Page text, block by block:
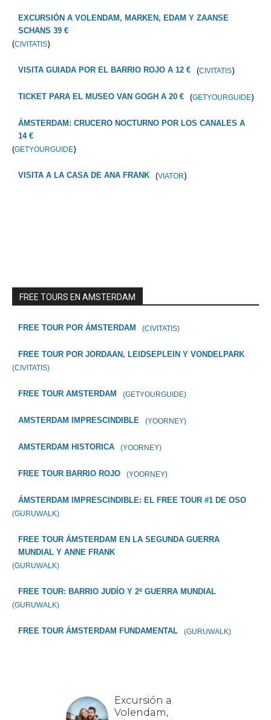
EXCURSIÓN A VOLENDAM, MARKEN, EDAM Y ZAANSE
SCHANS 39 €
(CIVITATIS)
VISITA GUIADA POR EL BARRIO ROJO A 12 € (CIVITATIS)
TICKET PARA EL MUSEO VAN GOGH A 20 € (GETYOURGUIDE)
ÁMSTERDAM: CRUCERO NOCTURNO POR LOS CANALES A
14 €
(GETYOURGUIDE)
VISITA A LA CASA DE ANA FRANK (VIATOR)
FREE TOURS EN AMSTERDAM
FREE TOUR POR ÁMSTERDAM (CIVITATIS)
FREE TOUR POR JORDAAN, LEIDSEPLEIN Y VONDELPARK
(CIVITATIS)
FREE TOUR AMSTERDAM (GETYOURGUIDE)
AMSTERDAM IMPRESCINDIBLE (YOORNEY)
AMSTERDAM HISTORICA (YOORNEY)
FREE TOUR BARRIO ROJO (YOORNEY)
ÁMSTERDAM IMPRESCINDIBLE: EL FREE TOUR #1 DE OSO
(GURUWALK)
FREE TOUR ÁMSTERDAM EN LA SEGUNDA GUERRA
MUNDIAL Y ANNE FRANK
(GURUWALK)
FREE TOUR: BARRIO JUDÍO Y 2ª GUERRA MUNDIAL
(GURUWALK)
FREE TOUR ÁMSTERDAM FUNDAMENTAL (GURUWALK)